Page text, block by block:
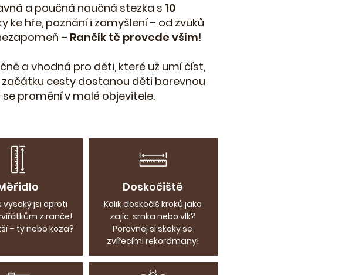
a poučná naučná stezka s 10
ke hře, poznání i zamyšlení – od zvuků
– Rančík tě provede vším!
a vhodná pro děti, které už umí číst,
cesty dostanou děti barevnou
promění v malé objevitele.
vysoký jsi oproti
z ranče!
– ty nebo koza?
Doskočiště
Kolik doskočíš kroků jako
zajíc, srnka nebo vlk?
Porovnej si skoky se
zvířecími rekordmany!​